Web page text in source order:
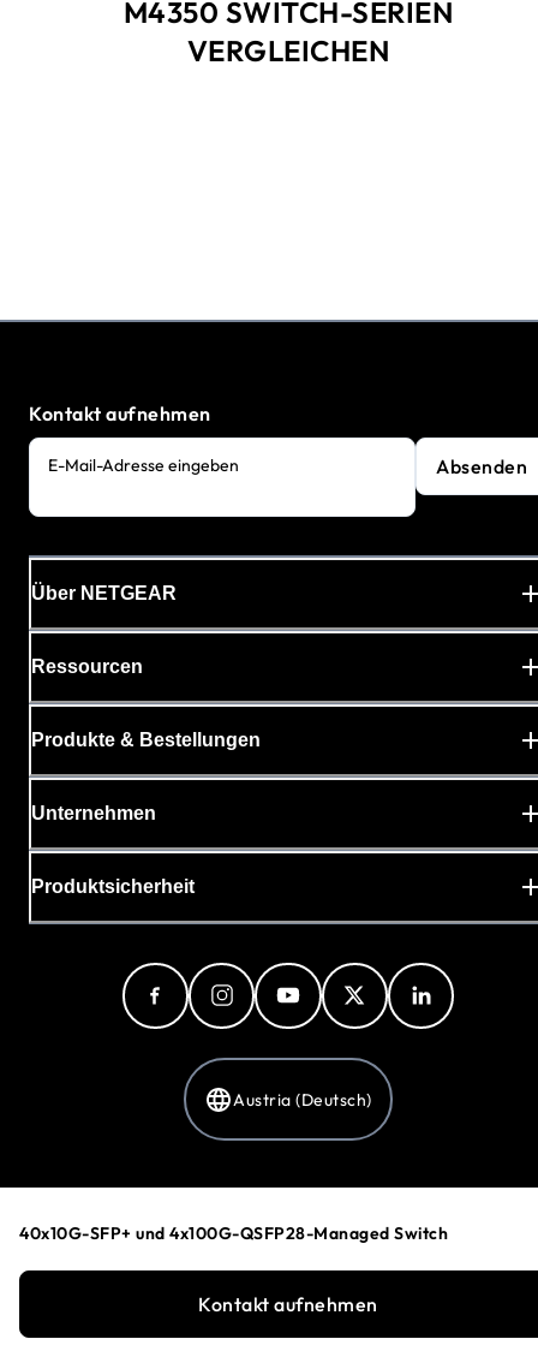
M4350 SWITCH-SERIEN
VERGLEICHEN
40x10G-SFP+ und 4x100G-QSFP28-Managed Switch
Kontakt aufnehmen
Kontakt aufnehmen
E-Mail-Adresse eingeben Absenden
Über NETGEAR
Ressourcen
Produkte & Bestellungen
Unternehmen
Produktsicherheit
Austria (Deutsch)
Cookie-Einstellungen